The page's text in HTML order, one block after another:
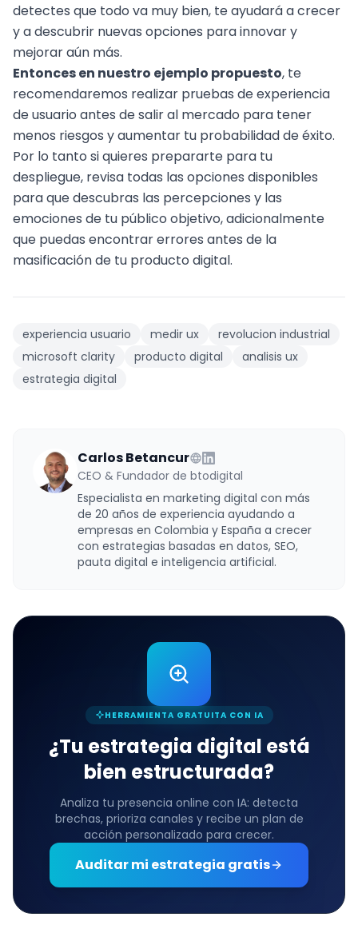
detectes que todo va muy bien, te ayudará a crecer
y a descubrir nuevas opciones para innovar y
mejorar aún más.
Entonces en nuestro ejemplo propuesto, te
recomendaremos realizar pruebas de experiencia
de usuario antes de salir al mercado para tener
menos riesgos y aumentar tu probabilidad de éxito.
Por lo tanto si quieres prepararte para tu
despliegue, revisa todas las opciones disponibles
para quedescubras las percepciones y las
emociones de tu público objetivo, adicionalmente
que puedas encontrar errores antes de la
masificación de tu producto digital.
experiencia usuario medir ux
revolucion industrial
microsoft clarity
producto digital
analisis ux
estrategia digital
Carlos Betancur
CEO & Fundador de btodigital
Especialista en marketing digital con más
de 20 años de experiencia ayudando a
empresas en Colombia y España a crecer
con estrategias basadas en datos, SEO,
pauta digital e inteligencia artificial.
HERRAMIENTA GRATUITA CON IA
¿Tu estrategia digital está
bien estructurada?
Analiza tu presencia online con IA: detecta
brechas, prioriza canales y recibe un plan de
acción personalizado para crecer.
Auditar mi estrategia gratis